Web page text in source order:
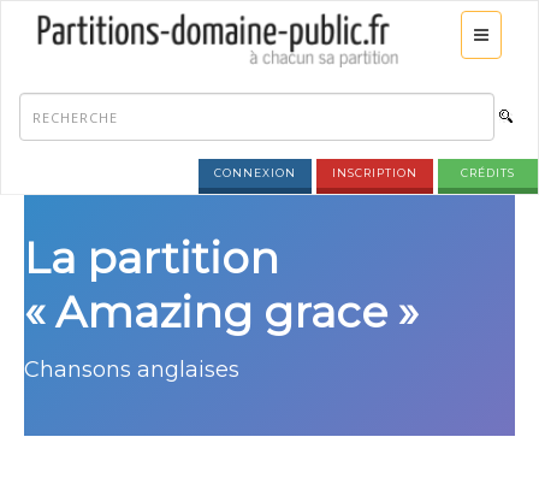
CONNEXION INSCRIPTION CRÉDITS
La partition
« Amazing grace »
Chansons anglaises